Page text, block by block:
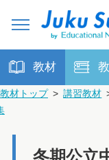
教材
教材トップ > 講習教材
冬期公立